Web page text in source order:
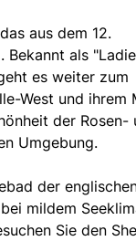
aus dem 12.
als
es weiter zum
West und ihrem
der Rosen-
Umgebung.
der
mildem
Sie den